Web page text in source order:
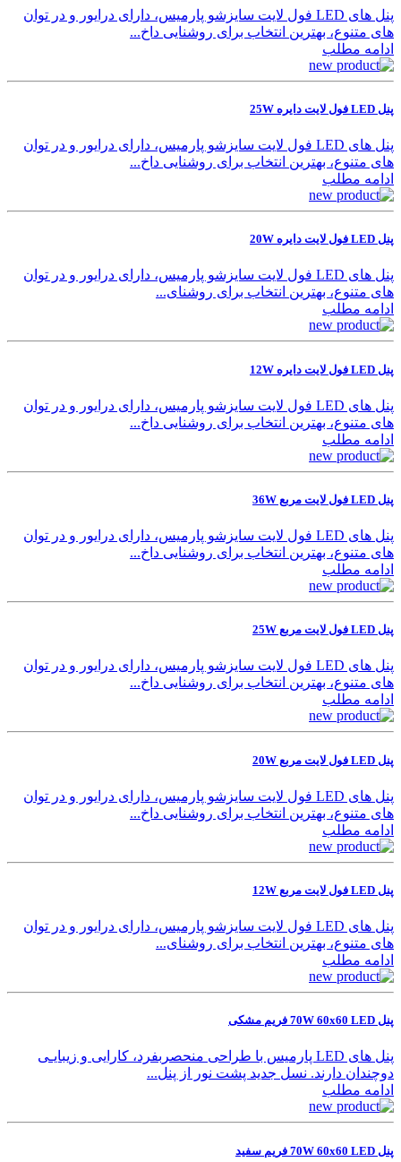
پنل های LED فول لایت سایزشو پارمیس، دارای درایور و در توان
های متنوع، بهترین انتخاب برای روشنایی داخ...
ادامه مطلب
پنل LED فول لایت دایره 25W
پنل های LED فول لایت سایزشو پارمیس، دارای درایور و در توان
های متنوع، بهترین انتخاب برای روشنایی داخ...
ادامه مطلب
پنل LED فول لایت دایره 20W
پنل های LED فول لایت سایزشو پارمیس، دارای درایور و در توان
های متنوع، بهترین انتخاب برای روشنای...
ادامه مطلب
پنل LED فول لایت دایره 12W
پنل های LED فول لایت سایزشو پارمیس، دارای درایور و در توان
های متنوع، بهترین انتخاب برای روشنایی داخ...
ادامه مطلب
پنل LED فول لایت مربع 36W
پنل های LED فول لایت سایزشو پارمیس، دارای درایور و در توان
های متنوع، بهترین انتخاب برای روشنایی داخ...
ادامه مطلب
پنل LED فول لایت مربع 25W
پنل های LED فول لایت سایزشو پارمیس، دارای درایور و در توان
های متنوع، بهترین انتخاب برای روشنایی داخ...
ادامه مطلب
پنل LED فول لایت مربع 20W
پنل های LED فول لایت سایزشو پارمیس، دارای درایور و در توان
های متنوع، بهترین انتخاب برای روشنایی داخ...
ادامه مطلب
پنل LED فول لایت مربع 12W
پنل های LED فول لایت سایزشو پارمیس، دارای درایور و در توان
های متنوع، بهترین انتخاب برای روشنای...
ادامه مطلب
پنل 70W 60x60 LED فریم مشکی
پنل های LED پارمیس با طراحی منحصربفرد، کارایی و زیبایـی
دوچندان دارند. نسل جدید پشت نور از پنل‌...
ادامه مطلب
پنل 70W 60x60 LED فریم سفید